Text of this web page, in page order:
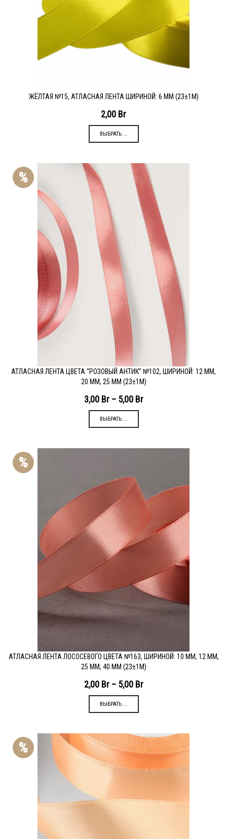
ЖЁЛТАЯ №15, АТЛАСНАЯ ЛЕНТА ШИРИНОЙ: 6 ММ (23±1М)
2,00 Br
ВЫБРАТЬ ...
%
АТЛАСНАЯ ЛЕНТА ЦВЕТА “РОЗОВЫЙ АНТИК” №102, ШИРИНОЙ: 12 ММ,
20 ММ, 25 ММ (23±1М)
3,00 Br– 5,00 Br
ВЫБРАТЬ ...
%
АТЛАСНАЯ ЛЕНТА ЛОСОСЕВОГО ЦВЕТА №163, ШИРИНОЙ: 10 ММ, 12 ММ,
25 ММ, 40 ММ (23±1М)
2,00 Br– 5,00 Br
ВЫБРАТЬ ...
%